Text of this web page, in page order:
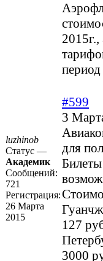
период
luzhinob
Статус —
Академик
Сообщений:
721
Регистрация:
26 Марта
2015
#599
3
для
127
3000